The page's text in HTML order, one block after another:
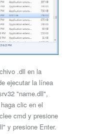
.dll en la
ejecutar la línea
"name.dll",
clic en el
cmd y presione
y presione Enter.